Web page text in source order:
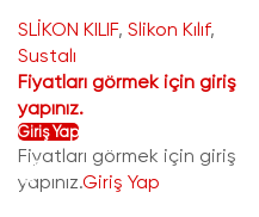
SLİKON KILIF, Slikon Kılıf,
Sustalı
Fiyatları görmek için giriş
yapınız.
Giriş Yap
Fiyatları görmek için giriş
yapınız.Giriş Yap